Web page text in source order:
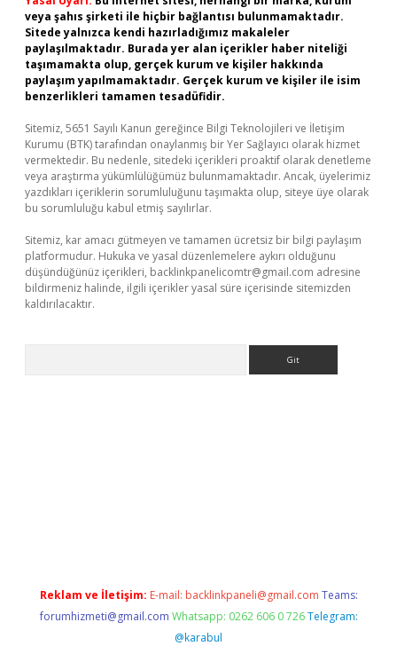
veya şahıs şirketi ile hiçbir bağlantısı bulunmamaktadır.
Sitede yalnızca kendi hazırladığımız makaleler
paylaşılmaktadır. Burada yer alan içerikler haber niteliği
taşımamakta olup, gerçek kurum ve kişiler hakkında
paylaşım yapılmamaktadır. Gerçek kurum ve kişiler ile isim
benzerlikleri tamamen tesadüfidir.
Sitemiz, 5651 Sayılı Kanun gereğince Bilgi Teknolojileri ve İletişim
Kurumu (BTK) tarafından onaylanmış bir Yer Sağlayıcı olarak hizmet
vermektedir. Bu nedenle, sitedeki içerikleri proaktif olarak denetleme
veya araştırma yükümlülüğümüz bulunmamaktadır. Ancak, üyelerimiz
yazdıkları içeriklerin sorumluluğunu taşımakta olup, siteye üye olarak
bu sorumluluğu kabul etmiş sayılırlar.
Sitemiz, kar amacı gütmeyen ve tamamen ücretsiz bir bilgi paylaşım
platformudur. Hukuka ve yasal düzenlemelere aykırı olduğunu
düşündüğünüz içerikleri, backlinkpanelicomtr@gmail.com adresine
bildirmeniz halinde, ilgili içerikler yasal süre içerisinde sitemizden
kaldırılacaktır.
Reklam ve İletişim: E-mail: backlinkpaneli@gmail.com Teams:
forumhizmeti@gmail.com Whatsapp: 0262 606 0 726 Telegram:
@karabul